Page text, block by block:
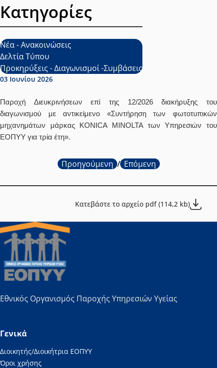
Ημερομηνία δημοσίευσης:
03 Ιουνίου 2026
Παροχή Διευκρινήσεων επί της 12/2026 διακήρυξης του
διαγωνισμού με αντικείμενο «Συντήρηση των φωτοτυπικών
μηχανημάτων μάρκας KONICA MINOLTA των Υπηρεσιών του
ΕΟΠΥΥ για τρία έτη».
Προηγούμενη / Επόμενη
Κατεβάστε το αρχείο pdf (114,2 kb)
Κατηγορίες
Νέα - Ανακοινώσεις
Δελτία Τύπου
Προκηρύξεις - Διαγωνισμοί -Συμβάσεις
Εθνικός Οργανισμός Παροχής Υπηρεσιών Υγείας
Γενικά
Διοικητής/Διοικήτρια ΕΟΠΥΥ
Όροι χρήσης